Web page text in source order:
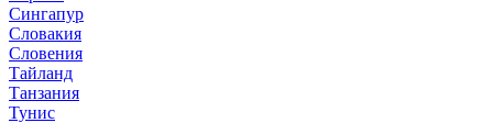
Сингапур
Словакия
Словения
Тайланд
Танзания
Тунис